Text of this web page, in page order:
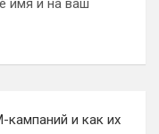
кампаний и как их